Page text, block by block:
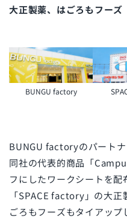
大正製薬、はごろもフーズ
BUNGU factory
BUNGU factoryのパートナ
同社の代表的商品「
フにしたワークシートを配
「SPACE factory」の大
ごろもフーズもタイアッ